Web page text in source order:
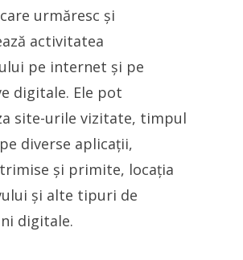
urmăresc și
activitatea
pe internet și pe
digitale. Ele pot
site-urile vizitate, timpul
diverse aplicații,
și primite, locația
și alte tipuri de
digitale.